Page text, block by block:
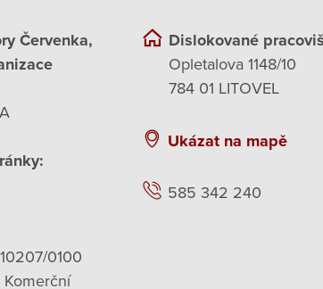
Červenka,
0100
Dislokované
Opletalova 1148/10
784 01 LITOVEL
Ukázat na mapě
585 342 240